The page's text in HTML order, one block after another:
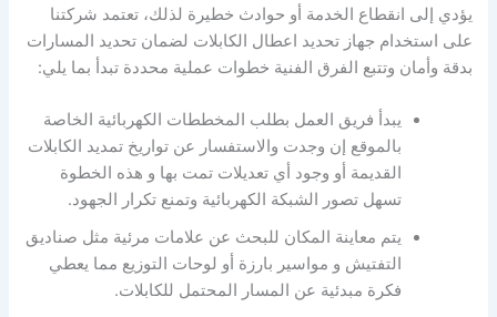
يؤدي إلى انقطاع الخدمة أو حوادث خطيرة لذلك، تعتمد شركتنا
على استخدام جهاز تحديد اعطال الكابلات لضمان تحديد المسارات
بدقة وأمان وتتبع الفرق الفنية خطوات عملية محددة تبدأ بما يلي:
يبدأ فريق العمل بطلب المخططات الكهربائية الخاصة
بالموقع إن وجدت والاستفسار عن تواريخ تمديد الكابلات
القديمة أو وجود أي تعديلات تمت بها و هذه الخطوة
تسهل تصور الشبكة الكهربائية وتمنع تكرار الجهود.
يتم معاينة المكان للبحث عن علامات مرئية مثل صناديق
التفتيش و مواسير بارزة أو لوحات التوزيع مما يعطي
فكرة مبدئية عن المسار المحتمل للكابلات.